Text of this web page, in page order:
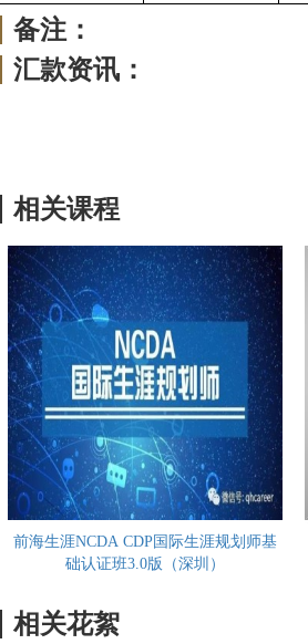
备注：
汇款资讯：
相关课程
前海生涯NCDA CDP国际生涯规划师基
础认证班3.0版（深圳）
相关花絮